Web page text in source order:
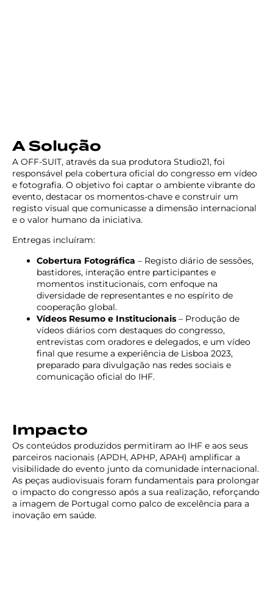
A Solução
A OFF-SUIT, através da sua produtora Studio21, foi
responsável pela cobertura oficial do congresso em vídeo
e fotografia. O objetivo foi captar o ambiente vibrante do
evento, destacar os momentos-chave e construir um
registo visual que comunicasse a dimensão internacional
e o valor humano da iniciativa.
Entregas incluíram:
Cobertura Fotográfica – Registo diário de sessões,
bastidores, interação entre participantes e
momentos institucionais, com enfoque na
diversidade de representantes e no espírito de
cooperação global.
Vídeos Resumo e Institucionais – Produção de
vídeos diários com destaques do congresso,
entrevistas com oradores e delegados, e um vídeo
final que resume a experiência de Lisboa 2023,
preparado para divulgação nas redes sociais e
comunicação oficial do IHF.
Impacto
Os conteúdos produzidos permitiram ao IHF e aos seus
parceiros nacionais (APDH, APHP, APAH) amplificar a
visibilidade do evento junto da comunidade internacional.
As peças audiovisuais foram fundamentais para prolongar
o impacto do congresso após a sua realização, reforçando
a imagem de Portugal como palco de excelência para a
inovação em saúde.